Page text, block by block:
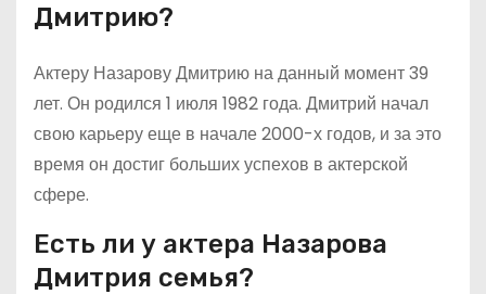
Дмитрию?
Актеру Назарову Дмитрию на данный момент 39
лет. Он родился 1 июля 1982 года. Дмитрий начал
свою карьеру еще в начале 2000-х годов, и за это
время он достиг больших успехов в актерской
сфере.
Есть ли у актера Назарова
Дмитрия семья?